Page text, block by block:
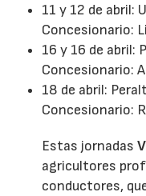
11 y 12 de abril:
Concesionario:
16 y 16 de abril:
Concesionario:
18 de abril:
Concesionario:
Estas jornadas
agricultores
conductores,